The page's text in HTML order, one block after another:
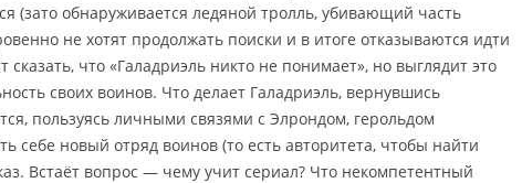
(зато обнаруживается ледяной тролль, убивающий часть
не хотят продолжать поиски и в итоге отказываются идти
что «Галадриэль никто не понимает», но выглядит это
своих воинов. Что делает Галадриэль, вернувшись
пользуясь личными связями с Элрондом, герольдом
себе новый отряд воинов (то есть авторитета, чтобы найти
Встаёт вопрос — чему учит сериал? Что некомпетентный